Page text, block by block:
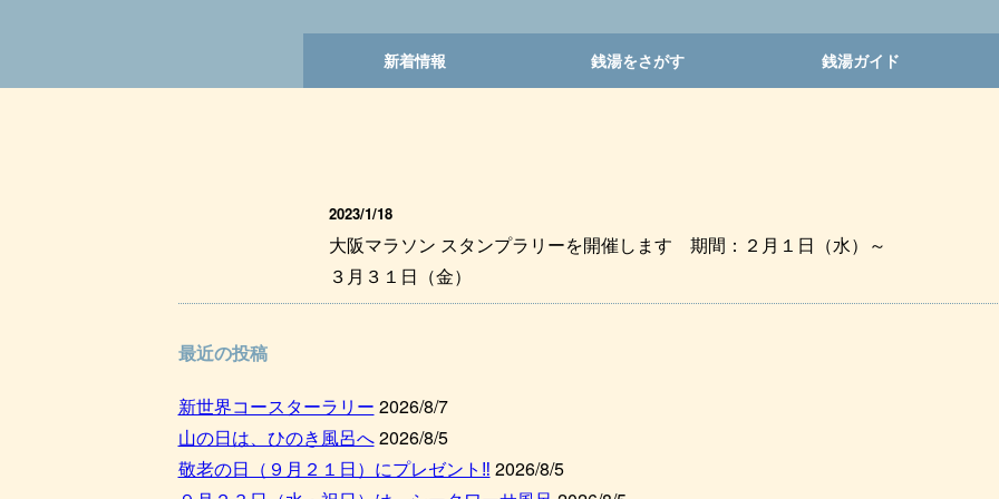
新着情報 銭湯をさがす 銭湯ガイド
2023/1/18
大阪マラソン スタンプラリーを開催します 期間：２月１日（水）～
３月３１日（金）
最近の投稿
新世界コースターラリー 2026/8/7
山の日は、ひのき風呂へ2026/8/5
敬老の日（９月２１日）にプレゼント‼ 2026/8/5